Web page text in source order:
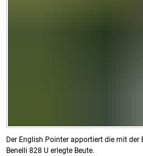
Der English Pointer apportiert die mit der
Benelli 828 U erlegte Beute.